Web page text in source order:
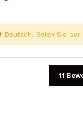
Deutsch. Seien Sie der
11